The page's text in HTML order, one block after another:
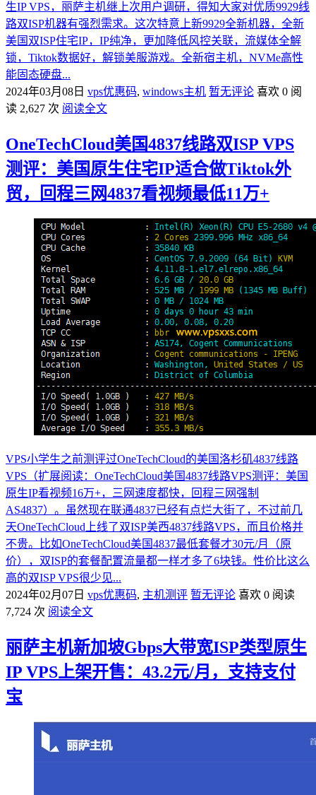
生IP VPS，丽萨主机继上次用户调研，得知大家对优质9929线
路双ISP机器有强烈需求。这次特意上新9929全新机器，全新
美国双ISP住宅IP，IP纯净，更加降低风控关联，流媒体全解
锁，Tiktok数据好，解锁美服游戏。全新宿主机，NVMe高性
能固态硬盘...
2024年03月08日 vps优惠码, windows主机 暂无评论 喜欢 0 阅
读 2,627 次 阅读全文
OneTechCloud美国4837线路双ISP VPS
测评：美国原生住宅IP适合做Tiktok外
贸，回程三网4837看视频最低11万+
VPS小学生之前测评过OneTechCloud的美国洛杉矶4837线路
VPS（扩展阅读：OneTechCloud美国4837线路VPS测评：美国
原生IP看视频16万+，三网速度都快，回程三网强制
AS4837）。虽然现在联通4837已经有点烂大街了，不过前几
天OneTechCloud上线了双ISP美西4837线路VPS，而且价格并
不贵。比如OneTechCloud美国4837最低套餐才30元/月（原
价），双ISP的套餐配置流量都一样才多了6块钱。性价比这么
高的双ISP VPS很少见...
2024年02月07日 vps优惠码, 主机测评 暂无评论 喜欢 0 阅读
7,724 次 阅读全文
丽萨主机新加坡Gbps大带宽ISP类型原生
IP VPS上架开售：43.2元/月，支持支付
宝